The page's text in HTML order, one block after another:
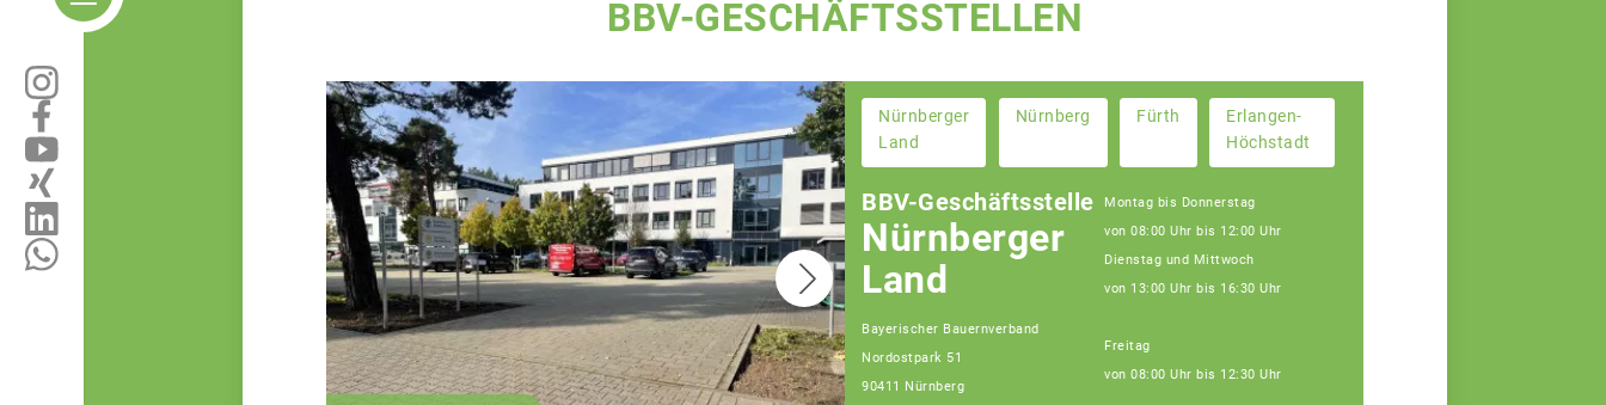
BBV-GESCHÄFTSSTELLEN
Christian Huber
Geschäftsführer
Nürnberger
Land
Nürnberg Fürth
Erlangen-
Höchstadt
BBV-Geschäftsstelle
Nürnberger
Land
Bayerischer Bauernverband
Nordostpark 51
90411 Nürnberg
Montag bis Donnerstag
von 08:00 Uhr bis 12:00 Uhr
Dienstag und Mittwoch
von 13:00 Uhr bis 16:30 Uhr
Freitag
von 08:00 Uhr bis 12:30 Uhr